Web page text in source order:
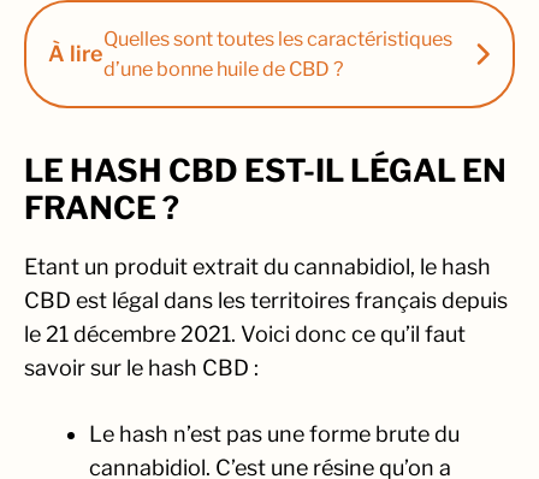
À lire
Quelles sont toutes les caractéristiques
d’une bonne huile de CBD ?
LE HASH CBD EST-IL LÉGAL EN
FRANCE ?
Etant un produit extrait du cannabidiol, le hash
CBD est légal dans les territoires français depuis
le 21 décembre 2021. Voici donc ce qu’il faut
savoir sur le hash CBD :
Le hash n’est pas une forme brute du
cannabidiol. C’est une résine qu’on a